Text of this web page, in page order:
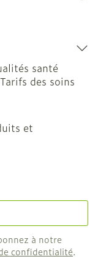
santé
Tarifs des soins
et
à notre
confidentialité.